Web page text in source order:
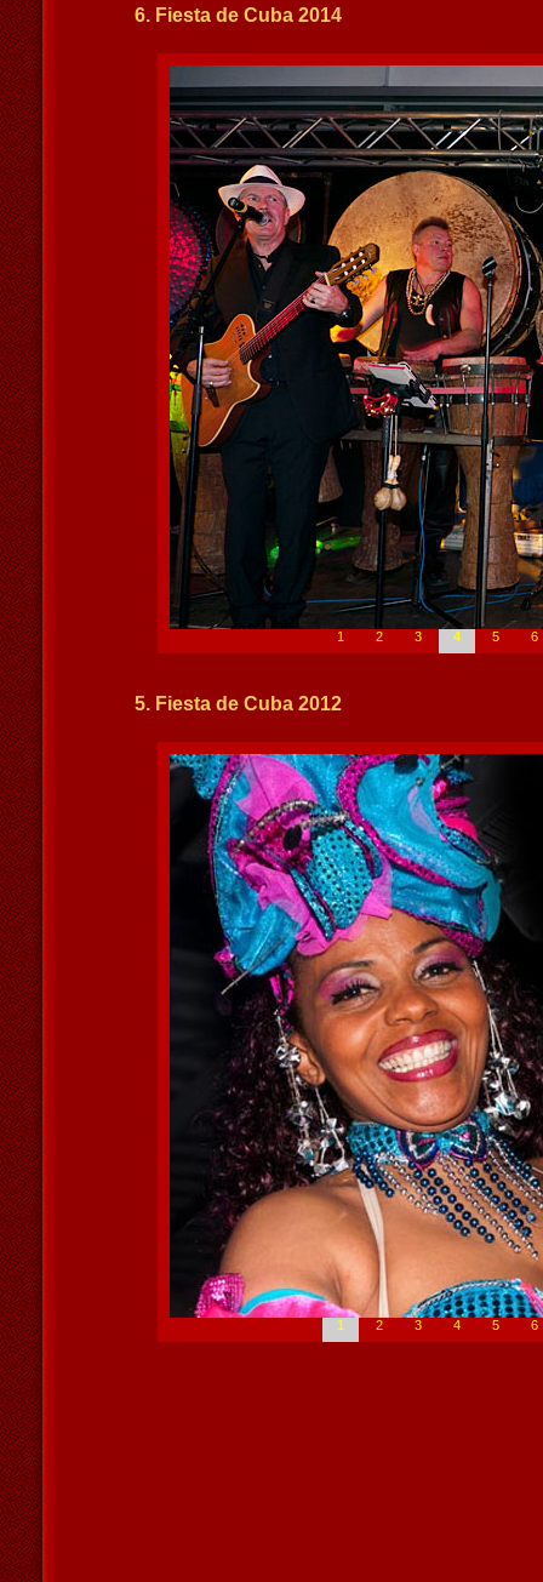
6. Fiesta de Cuba 2014
1 2 3 4 5 6
5. Fiesta de Cuba 2012
1 2 3 4 5 6